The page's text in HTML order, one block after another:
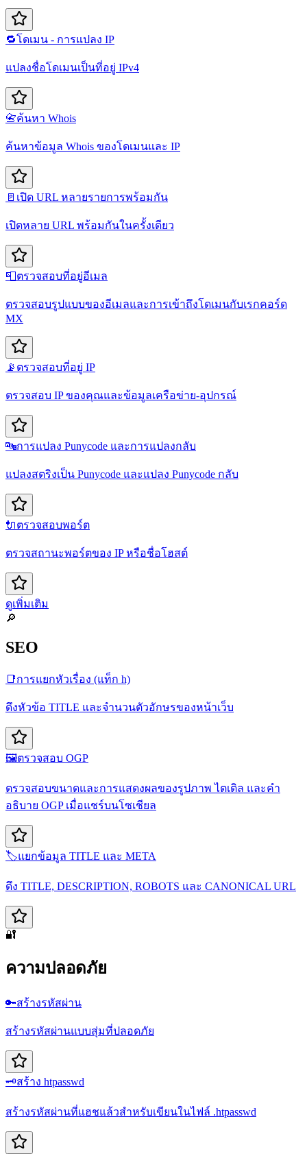
🔁โดเมน - การแปลง IP
แปลงชื่อโดเมนเป็นที่อยู่ IPv4
📇ค้นหา Whois
ค้นหาข้อมูล Whois ของโดเมนและ IP
🚪 เปิด URL หลายรายการพร้อมกัน
เปิดหลาย URL พร้อมกันในครั้งเดียว
📮ตรวจสอบที่อยู่อีเมล
ตรวจสอบรูปแบบของอีเมลและการเข้าถึงโดเมนกับเรกคอร์ด
MX
📡 ตรวจสอบที่อยู่ IP
ตรวจสอบ IP ของคุณและข้อมูลเครือข่าย-อุปกรณ์
🔤การแปลง Punycode และการแปลงกลับ
แปลงสตริงเป็น Punycode และแปลง Punycode กลับ
🔌ตรวจสอบพอร์ต
ตรวจสถานะพอร์ตของ IP หรือชื่อโฮสต์
ดูเพิ่มเติม
🔎
SEO
📑การแยกหัวเรื่อง (แท็ก h)
ดึงหัวข้อ TITLE และจำนวนตัวอักษรของหน้าเว็บ
🖼️ตรวจสอบ OGP
ตรวจสอบขนาดและการแสดงผลของรูปภาพ ไตเติล และคำ
อธิบาย OGP เมื่อแชร์บนโซเชียล
🏷️แยกข้อมูล TITLE และ META
ดึง TITLE, DESCRIPTION, ROBOTS และ CANONICAL URL
🔐
ความปลอดภัย
🔑สร้างรหัสผ่าน
สร้างรหัสผ่านแบบสุ่มที่ปลอดภัย
🗝️สร้าง htpasswd
สร้างรหัสผ่านที่แฮชแล้วสำหรับเขียนในไฟล์ .htpasswd